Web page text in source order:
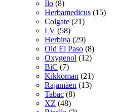
Ilo (8)
Herbamedicus (15)
Colgate (21)
LV (58)
Herbina (29)
Old El Paso (8)
Oxygenol (12)
BiC (7)
Kikkoman (21)
Rajamäen (13)
Tabac (8)
XZ (48)